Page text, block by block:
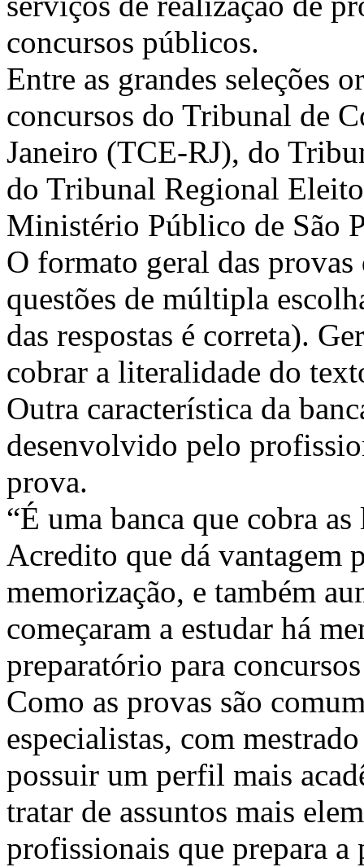
concursos públicos.
Entre as grandes seleções
concursos do Tribunal de
Janeiro (TCE-RJ), do
do Tribunal Regional
Ministério Público de São
O formato geral das
questões de múltipla
das respostas é correta).
cobrar a literalidade do
Outra característica da
desenvolvido pelo
prova.
“É uma banca que cobra
Acredito que dá vantagem
memorização, e também
começaram a estudar há
preparatório para
Como as provas são
especialistas, com
possuir um perfil mais
tratar de assuntos mais
profissionais que prepara